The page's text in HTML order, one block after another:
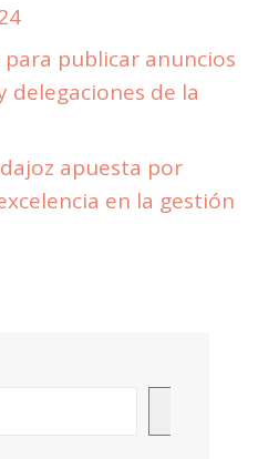
publicar anuncios
delegaciones de la
apuesta por
en la gestión